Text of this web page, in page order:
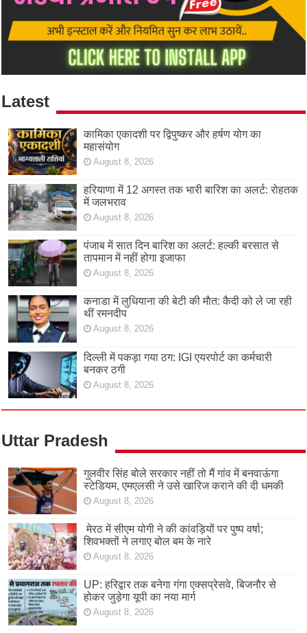
Latest
कामिका एकादशी पर द्विपुष्कर और हर्षण योग का
महासंयोग
August 8, 2026
हरियाणा में 12 अगस्त तक भारी बारिश का अलर्ट: रोहतक
में जलभराव
August 8, 2026
पंजाब में सात दिन बारिश का अलर्ट: हल्की बरसात से
तापमान में नहीं होगा इजाफा
August 8, 2026
कनाडा में लुधियाना की बेटी की माैत: कैदी को ले जा रही
थीं रमनदीप
August 8, 2026
दिल्ली में पकड़ा गया ठग: IGI एयरपोर्ट का कर्मचारी
बनकर ठगी
August 8, 2026
Uttar Pradesh
गुलवीर सिंह बोले सरकार नहीं तो मैं गांव में बनवाऊंगा
स्टेडियम, एमएलसी ने उसे खारिज कराने की दी धमकी
August 8, 2026
मेरठ में सीएम योगी ने की कांवड़ियों पर पुष्प वर्षा;
शिवभक्तों ने लगाए बोल बम के नारे
August 8, 2026
UP: हरिद्वार तक बनेगा गंगा एक्सप्रेसवे, बिजनौर से
होकर जुड़ेगा यूपी का नया मार्ग
August 8, 2026